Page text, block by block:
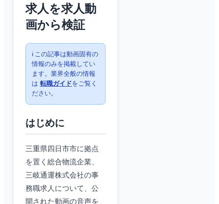
求人を求人動
画から検証
ℹ️ この記事は動画固有の
情報のみを掲載してい
ます。業界全般の情報
は 転職ガイドをご覧く
ださい。
はじめに
三重県四日市市に拠点
を置く総合物流企業、
三岐通運株式会社の事
務職求人について、公
開された動画の音声を